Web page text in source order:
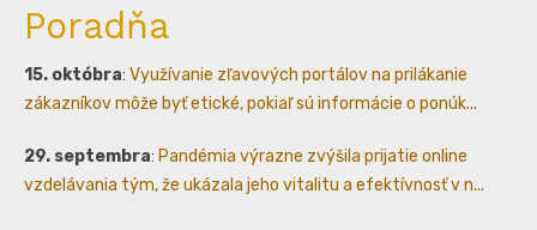
Poradňa
15. októbra: Využívanie zľavových portálov na prilákanie
zákazníkov môže byť etické, pokiaľ sú informácie o ponúk...
29. septembra: Pandémia výrazne zvýšila prijatie online
vzdelávania tým, že ukázala jeho vitalitu a efektívnosť v n...